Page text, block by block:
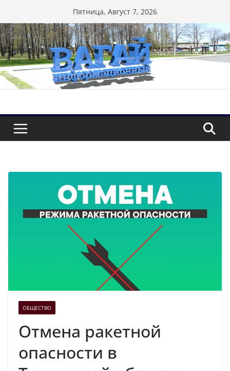
к
содержимому
Пятница, Август 7, 2026
ОБЩЕСТВО
Отмена ракетной
опасности в